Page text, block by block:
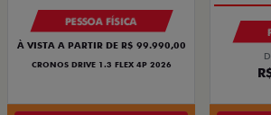
PESSOA FÍSICA
À VISTA A PARTIR DE R$ 99.990,00
CRONOS DRIVE 1.3 FLEX 4P 2026